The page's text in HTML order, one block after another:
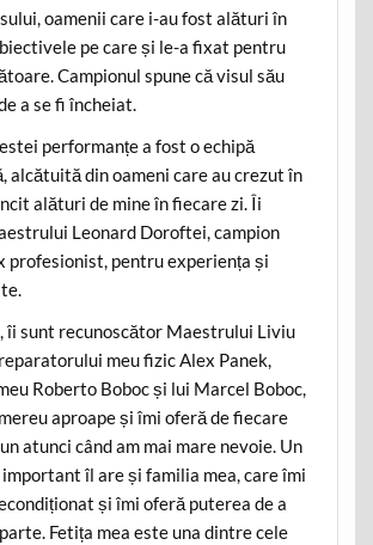
oamenii care i-au fost alături în
pe care și le-a fixat pentru
Campionul spune că visul său
a se fi încheiat.
performanțe a fost o echipă
alcătuită din oameni care au crezut în
alături de mine în fiecare zi. Îi
Leonard Doroftei, campion
profesionist, pentru experiența și
îi sunt recunoscător Maestrului Liviu
meu fizic Alex Panek,
Roberto Boboc și lui Marcel Boboc,
aproape și îmi oferă de fiecare
atunci când am mai mare nevoie. Un
îl are și familia mea, care îmi
și îmi oferă puterea de a
Fetița mea este una dintre cele